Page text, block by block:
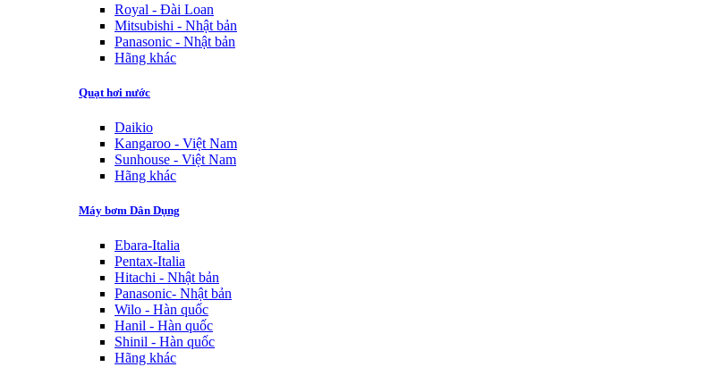
Royal - Đài Loan
Mitsubishi - Nhật bản
Panasonic - Nhật bản
Hãng khác
Quạt hơi nước
Daikio
Kangaroo - Việt Nam
Sunhouse - Việt Nam
Hãng khác
Máy bơm Dân Dụng
Ebara-Italia
Pentax-Italia
Hitachi - Nhật bản
Panasonic- Nhật bản
Wilo - Hàn quốc
Hanil - Hàn quốc
Shinil - Hàn quốc
Hãng khác